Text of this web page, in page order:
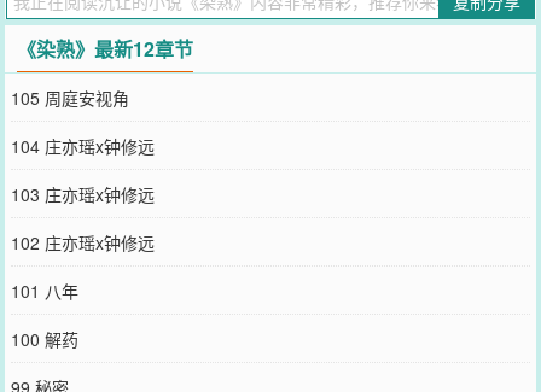
息里的周庭安很是相符。冷淡疏离，但不为难人。直到那晚她成功约
稿，做他的采访，于无人的会议室里，被他贴耳直言：“跟他了断，和
我开始。”-周庭安望门高位，松间韬光，盛名在外。大概只有陈染知
道他的恶劣。目睹男友出轨分手后的两年间，于无人处，领教尽了他
的各种手段。之后一别。再见面，是他的主动邀约。陈染捏着采访备
稿，隔着门缝，看里边立在窗边接电话的周庭安几番犹豫，方才抬手
敲门。周庭安手执电话，看向门边，接着缓步过去，拉开门，拉着人
手腕带进了屋内。陈染客气的寒暄了声：“好久不见，周先生。”周庭
安挂掉电话，接着用那只手，轻擦上她的唇说：“怎么不敢进来，怕我
亲你？”-【一点荒唐，要你真心。】【世家名流x财经记者】一些阅读
小tips：1.男女主感情开始于女主同前男友分手之后，分手之后哈！
另：文私设如山，一切为烘托氛围所需，具体地点均为架空，勿带入
现实。2.元素包含有～年龄差/阶级差/挖墙脚/微强取/sc3.尤其注意！
男主超超超强占有欲！不是什么严格意义上的好人！文案写于
2024/12/26已截图留档----------求个同类型文预收《覆雾》文案如
下：许雾再见到周佑林时，身边站着新的男友。彼时她刚归国，陪男
《染熟》最新12章节
105 周庭安视角
104 庄亦瑶x钟修远
103 庄亦瑶x钟修远
102 庄亦瑶x钟修远
101 八年
100 解药